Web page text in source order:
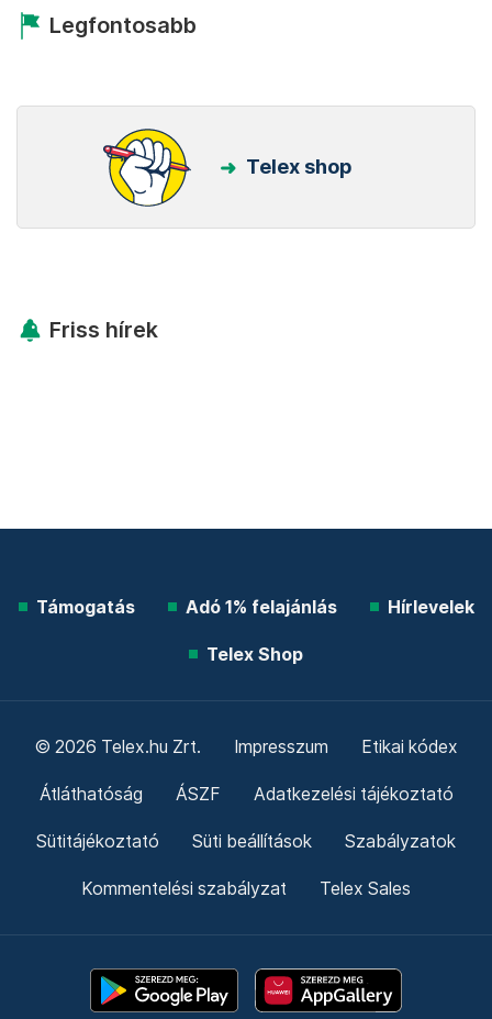
Legfontosabb
Telex shop
Friss hírek
Támogatás Adó 1% felajánlás Hírlevelek
Telex Shop
© 2026 Telex.hu Zrt. Impresszum Etikai kódex
Átláthatóság ÁSZF Adatkezelési tájékoztató
Sütitájékoztató Süti beállítások Szabályzatok
Kommentelési szabályzat Telex Sales